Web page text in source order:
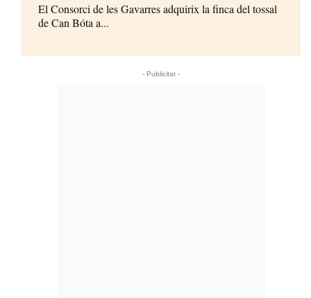
El Consorci de les Gavarres adquirix la finca del tossal
de Can Bóta a...
- Publicitat -